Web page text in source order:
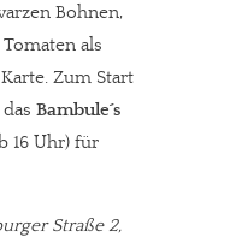
Bohnen,
als
Zum Start
Bambule´s
16 Uhr) für
Straße 2,